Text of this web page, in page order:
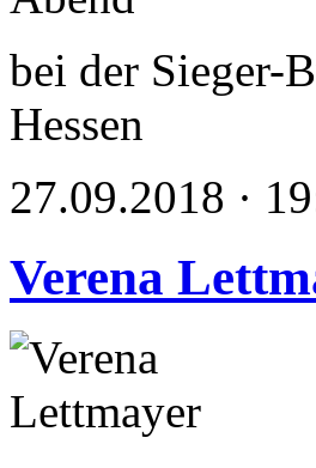
bei der Sieger-
Hessen
27.09.2018 ·
Verena